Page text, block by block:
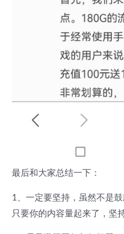
最后和大家总结一下：
1、一定要坚持，虽然不是
只要你的内容量起来了，坚